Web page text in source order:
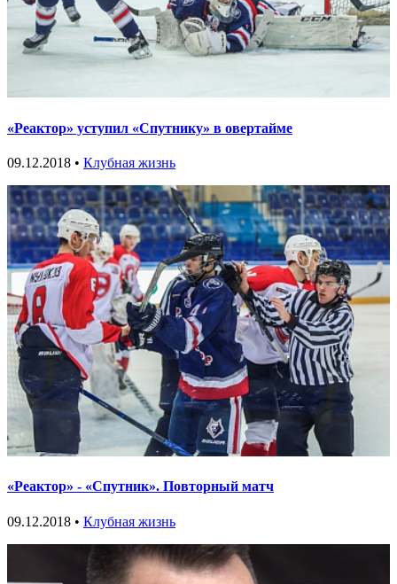
«Реактор» уступил «Спутнику» в овертайме
09.12.2018 • Клубная жизнь
«Реактор» - «Спутник». Повторный матч
09.12.2018 • Клубная жизнь